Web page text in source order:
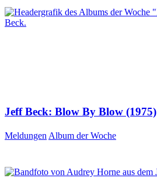
Jeff Beck: Blow By Blow (1975)
Meldungen Album der Woche